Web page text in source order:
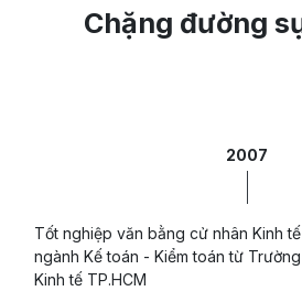
Chặng đường
2007
Tốt nghiệp văn bằng cử nhân Kinh
ngành Kế toán - Kiểm toán từ
Kinh tế TP.HCM